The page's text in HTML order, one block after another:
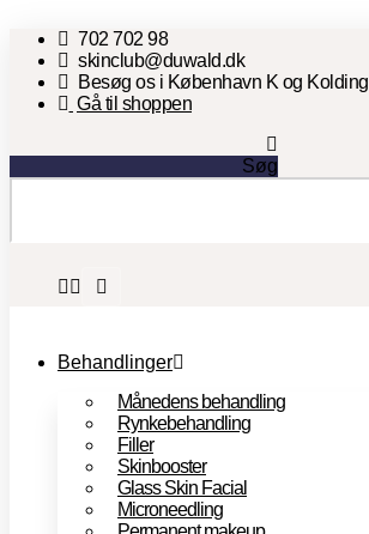
indhold
702 702 98
skinclub@duwald.dk
Besøg os i København K og Kolding
Gå til shoppen
Søg
Behandlinger
Månedens behandling
Rynkebehandling
Filler
Skinbooster
Glass Skin Facial
Microneedling